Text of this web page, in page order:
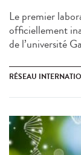
Le premier
officiellement
de l’université
RÉSEAU